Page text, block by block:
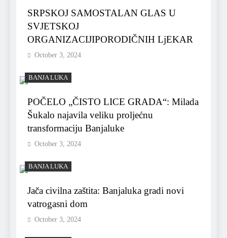
SRPSKOJ SAMOSTALAN GLAS U
SVJETSKOJ
ORGANIZACIJIPORODIČNIH LjEKAR
October 3, 2024
BANJA LUKA
POČELO „ČISTO LICE GRADA“: Milada
Šukalo najavila veliku proljećnu
transformaciju Banjaluke
October 3, 2024
BANJA LUKA
Jača civilna zaštita: Banjaluka gradi novi
vatrogasni dom
October 3, 2024